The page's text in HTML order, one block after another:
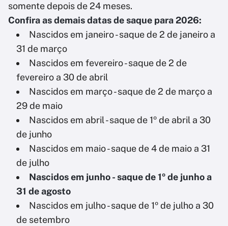
somente depois de 24 meses.
Confira as demais datas de saque para 2026:
Nascidos em janeiro - saque de 2 de janeiro a
31 de março
Nascidos em fevereiro - saque de 2 de
fevereiro a 30 de abril
Nascidos em março - saque de 2 de março a
29 de maio
Nascidos em abril - saque de 1º de abril a 30
de junho
Nascidos em maio - saque de 4 de maio a 31
de julho
Nascidos em junho - saque de 1º de junho a
31 de agosto
Nascidos em julho - saque de 1º de julho a 30
de setembro